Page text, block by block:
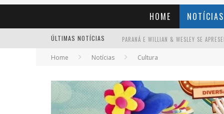
HOME NOTÍCIAS
ÚLTIMAS NOTÍCIAS
APÓS SAIR DA KONDZILLA, DJ DANNY
Home Notícias Cultura